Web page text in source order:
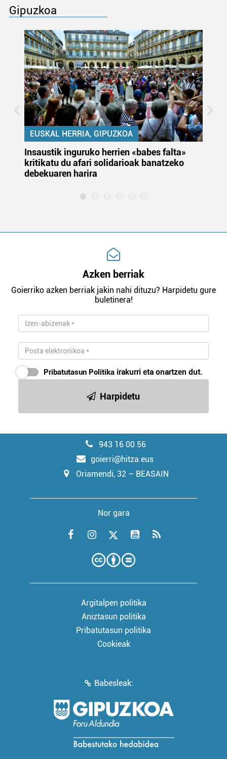
Gipuzkoa
EUSKAL HERRIA, GIPUZKOA
Insaustik inguruko herrien «babes falta»
kritikatu du afari solidarioak banatzeko
debekuaren harira
Azken berriak
Goierriko azken berriak jakin nahi dituzu? Harpidetu gure
buletinera!
Pribatutasun Politika irakurri eta onartzen dut.
Harpidetu
943 16 00 56
goierri@hitza.eus
Oriamendi, 32 – BEASAIN
Nor gara
Argitalpen politika
Aniztasun politika
Pribatutasun politika
Cookieak
Babesleak: